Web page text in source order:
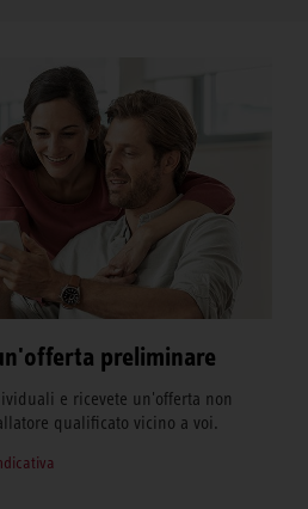
preliminare
e ricevete un'offerta non
qualificato vicino a voi.